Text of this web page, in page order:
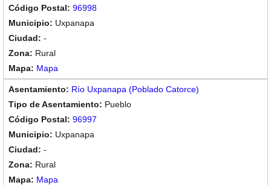
96998
Uxpanapa
-
Rural
Mapa
Río Uxpanapa (Poblado Catorce)
Pueblo
96997
Uxpanapa
-
Rural
Mapa